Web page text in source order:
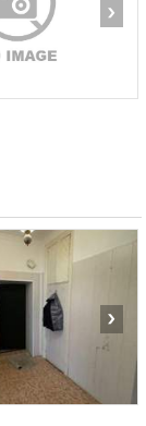
›
›